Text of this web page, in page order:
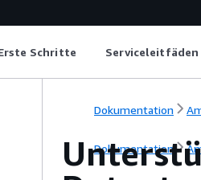
Schritte Serviceleitfäden
Dokumentation
Dokumentation